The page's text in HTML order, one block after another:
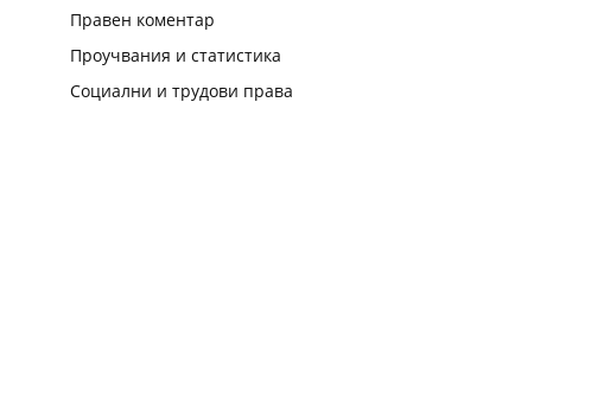
Правен коментар
Проучвания и статистика
Социални и трудови права